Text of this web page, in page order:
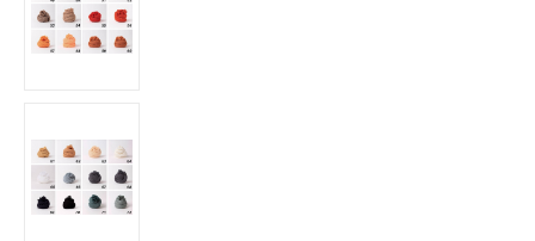
COMPLETI
GIACCHE E CAPPOTTI
GONNE